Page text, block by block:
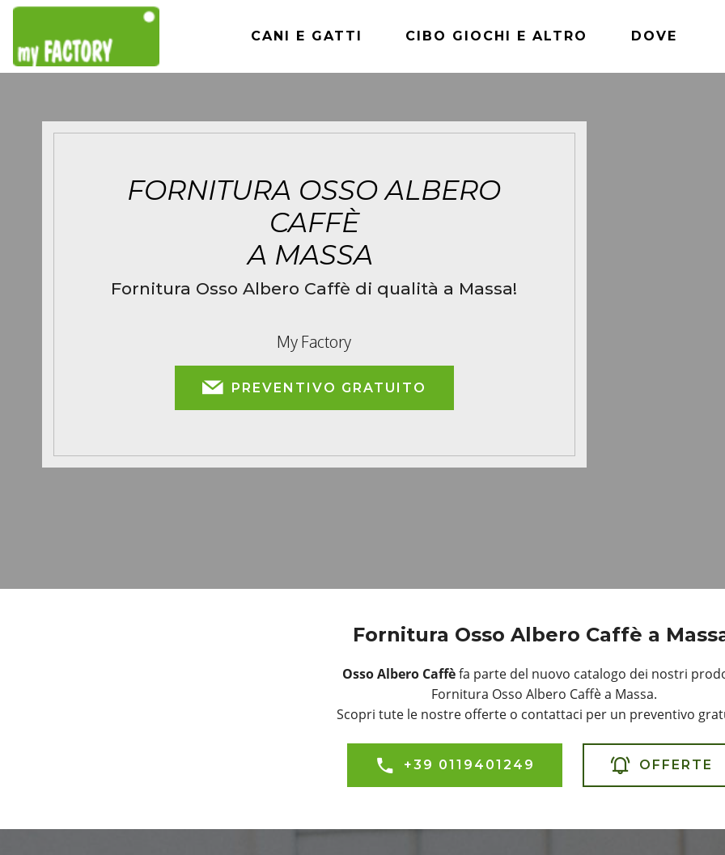
CANI E GATTI CIBO GIOCHI E ALTRO DOVE
FORNITURA OSSO ALBERO
CAFFÈ
A MASSA
Fornitura Osso Albero Caffè di qualità a Massa!
My Factory
PREVENTIVO GRATUITO
Fornitura Osso Albero Caffè a
Osso Albero Caffèfa parte del nuovo catalogo dei nostri
Fornitura Osso Albero Caffè a Massa.
Scopri tute le nostre offerte o contattaci per un preventivo
+39 0119401249 OFFERTE